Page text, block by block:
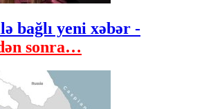
bağlı yeni xəbər -
sonra…